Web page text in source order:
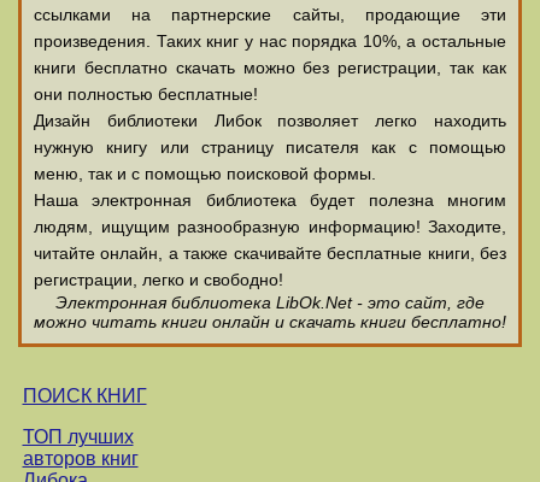
ссылками на партнерские сайты, продающие эти
произведения. Таких книг у нас порядка 10%, а остальные
книги бесплатно скачать можно без регистрации, так как
они полностью бесплатные!
Дизайн библиотеки Либок позволяет легко находить
нужную книгу или страницу писателя как с помощью
меню, так и с помощью поисковой формы.
Наша электронная библиотека будет полезна многим
людям, ищущим разнообразную информацию! Заходите,
читайте онлайн, а также скачивайте бесплатные книги, без
регистрации, легко и свободно!
Электронная библиотека LibOk.Net - это сайт, где
можно читать книги онлайн и скачать книги бесплатно!
ПОИСК КНИГ
ТОП лучших
авторов книг